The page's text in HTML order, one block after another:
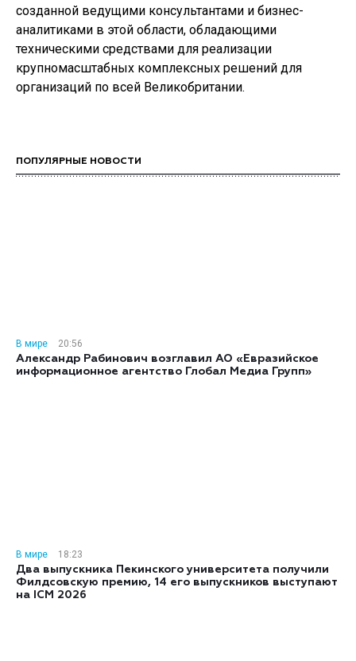
созданной ведущими консультантами и бизнес-
аналитиками в этой области, обладающими
техническими средствами для реализации
крупномасштабных комплексных решений для
организаций по всей Великобритании.
ПОПУЛЯРНЫЕ НОВОСТИ
В мире
20:56
Александр Рабинович возглавил АО «Евразийское
информационное агентство Глобал Медиа Групп»
В мире
18:23
Два выпускника Пекинского университета получили
Филдсовскую премию, 14 его выпускников выступают
на ICM 2026